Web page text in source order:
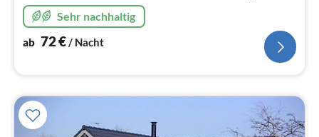
Sehr nachhaltig
ab 72€/ Nacht